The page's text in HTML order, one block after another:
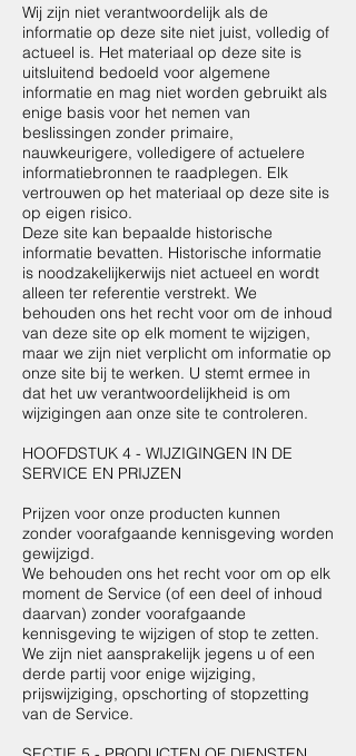
Wij zijn niet verantwoordelijk als de
informatie op deze site niet juist, volledig of
actueel is. Het materiaal op deze site is
uitsluitend bedoeld voor algemene
informatie en mag niet worden gebruikt als
enige basis voor het nemen van
beslissingen zonder primaire,
nauwkeurigere, volledigere of actuelere
informatiebronnen te raadplegen. Elk
vertrouwen op het materiaal op deze site is
op eigen risico.
Deze site kan bepaalde historische
informatie bevatten. Historische informatie
is noodzakelijkerwijs niet actueel en wordt
alleen ter referentie verstrekt. We
behouden ons het recht voor om de inhoud
van deze site op elk moment te wijzigen,
maar we zijn niet verplicht om informatie op
onze site bij te werken. U stemt ermee in
dat het uw verantwoordelijkheid is om
wijzigingen aan onze site te controleren.
HOOFDSTUK 4 - WIJZIGINGEN IN DE
SERVICE EN PRIJZEN
Prijzen voor onze producten kunnen
zonder voorafgaande kennisgeving worden
gewijzigd.
We behouden ons het recht voor om op elk
moment de Service (of een deel of inhoud
daarvan) zonder voorafgaande
kennisgeving te wijzigen of stop te zetten.
We zijn niet aansprakelijk jegens u of een
derde partij voor enige wijziging,
prijswijziging, opschorting of stopzetting
van de Service.